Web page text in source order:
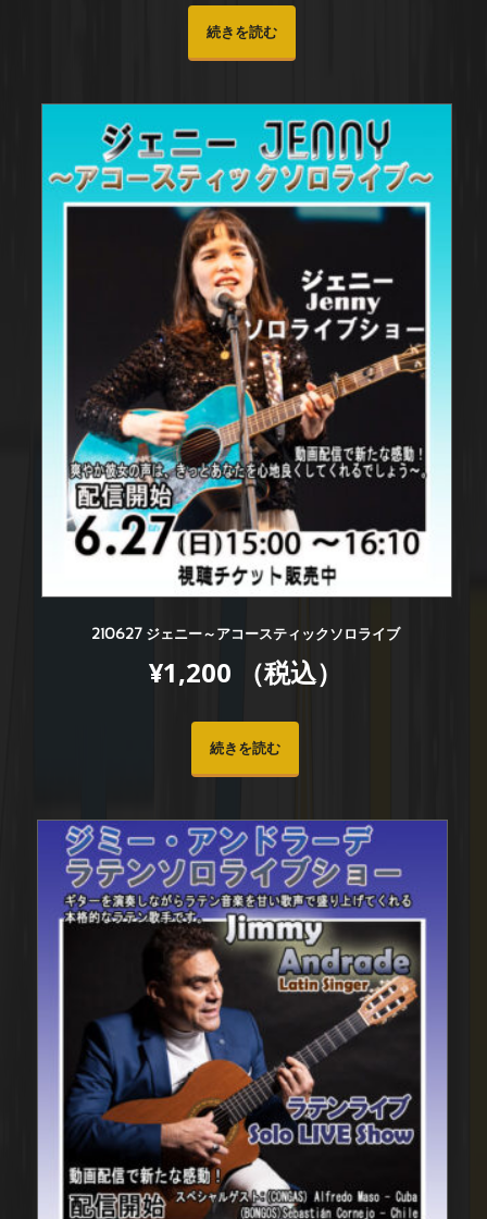
続きを読む
210627 ジェニー～アコースティックソロライブ
¥1,200 （税込）
続きを読む